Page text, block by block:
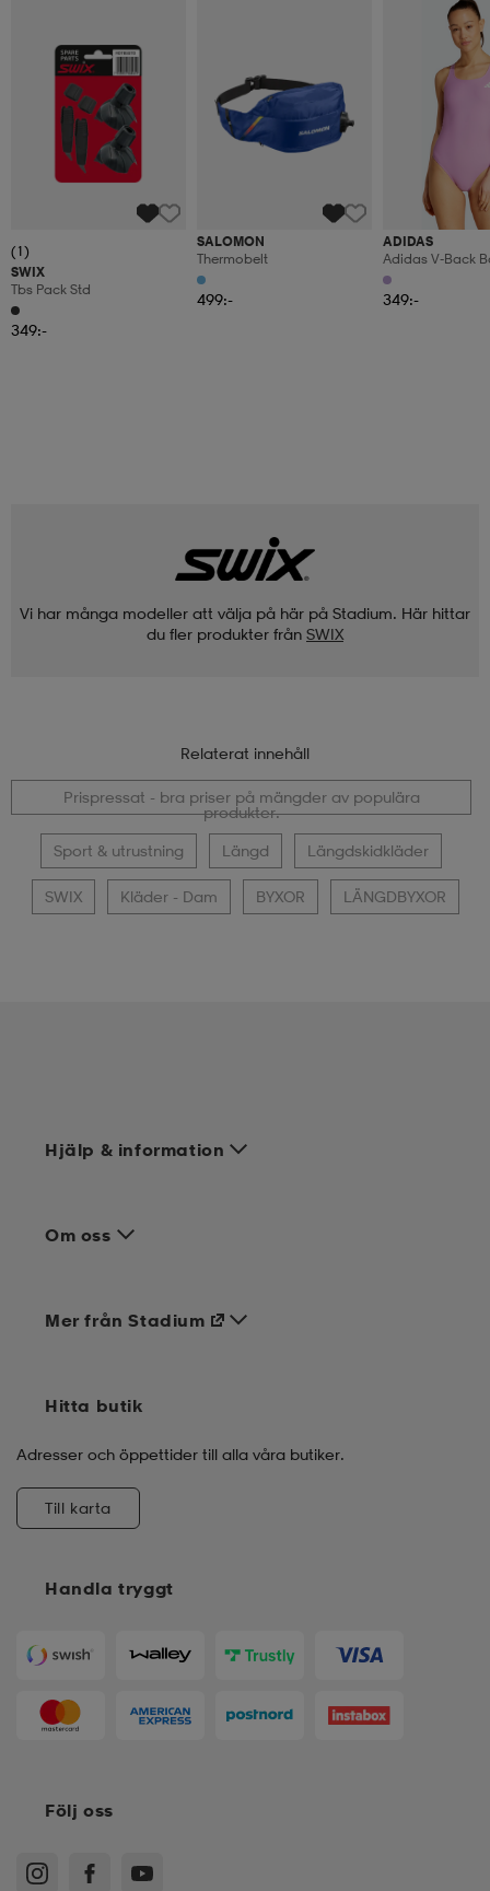
(1)
SWIX
Tbs Pack Std
349:-
SALOMON
Thermobelt
499:-
ADIDAS
Adidas V-Back
349:-
Vi har många modeller att välja på här på Stadium. Här hittar
du fler produkter från SWIX
Relaterat innehåll
Prispressat - bra priser på mängder av populära
produkter.
Sport & utrustning Längd Längdskidkläder
SWIX Kläder - Dam BYXOR LÄNGDBYXOR
Hjälp & information
Om oss
Handla tryggt
Mer från Stadium
Hitta butik
Adresser och öppettider till alla våra butiker.
Till karta
Följ oss